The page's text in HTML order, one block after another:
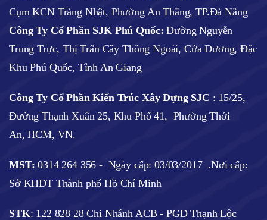
Cụm KCN Tràng Nhật, Phường An Thắng, TP.Đà Nẵng
Công Ty Cổ Phần SJK Phú Quốc: Đường Nguyễn
Trung Trực, Thị Trấn Cây Thông Ngoài, Cửa Dương, Đặc
Khu Phú Quốc, Tỉnh An Giang
Công Ty Cổ Phần Kiến Trúc Xây Dựng SJC : 15/25,
Đường Thạnh Xuân 25, Khu Phố 41, Phường Thới
An, HCM, VN.
MST:0314 264 356 - Ngày cấp: 03/03/2017 .Nơi cấp:
Sở KHĐT Thành phố Hồ Chí Minh
STK: 122 828 28 Chi Nhánh ACB - PGD Thạnh Lộc